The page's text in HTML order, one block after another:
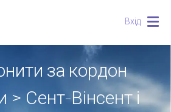
Вхід
за кордон
> Сент-Вінсент і